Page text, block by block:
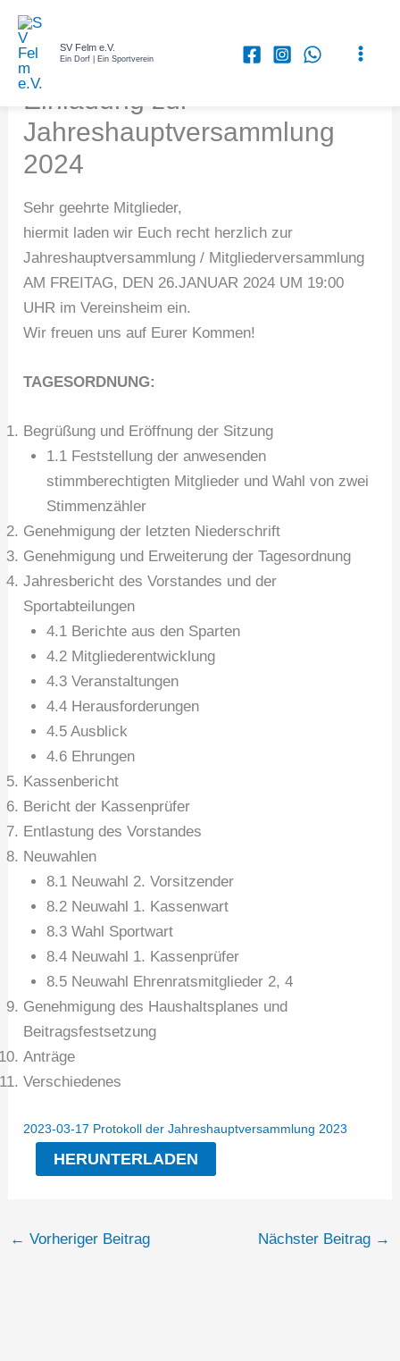
Zum
Inhalt
springen
SV Felm e.V.
Ein Dorf | Ein Sportverein
Einladung zur
Jahreshauptversammlung
2024
Sehr geehrte Mitglieder,
hiermit laden wir Euch recht herzlich zur
Jahreshauptversammlung / Mitgliederversammlung
AM FREITAG, DEN 26.JANUAR 2024 UM 19:00
UHR im Vereinsheim ein.
Wir freuen uns auf Eurer Kommen!
TAGESORDNUNG:
Begrüßung und Eröffnung der Sitzung
1.1 Feststellung der anwesenden
stimmberechtigten Mitglieder und Wahl von zwei
Stimmenzähler
Genehmigung der letzten Niederschrift
Genehmigung und Erweiterung der Tagesordnung
Jahresbericht des Vorstandes und der
Sportabteilungen
4.1 Berichte aus den Sparten
4.2 Mitgliederentwicklung
4.3 Veranstaltungen
4.4 Herausforderungen
4.5 Ausblick
4.6 Ehrungen
Kassenbericht
Bericht der Kassenprüfer
Entlastung des Vorstandes
Neuwahlen
8.1 Neuwahl 2. Vorsitzender
8.2 Neuwahl 1. Kassenwart
8.3 Wahl Sportwart
8.4 Neuwahl 1. Kassenprüfer
8.5 Neuwahl Ehrenratsmitglieder 2, 4
Genehmigung des Haushaltsplanes und
Beitragsfestsetzung
Anträge
Verschiedenes
2023-03-17 Protokoll der Jahreshauptversammlung 2023
HERUNTERLADEN
← Vorheriger Beitrag Nächster Beitrag →